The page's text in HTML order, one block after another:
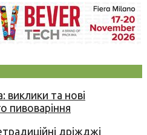
та нові
пивоваріння
дріжджі